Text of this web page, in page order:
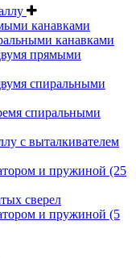
канавками
канавками
прямыми
спиральными
спиральными
c выталкивателем
и пружиной (25
сверел
и пружиной (5